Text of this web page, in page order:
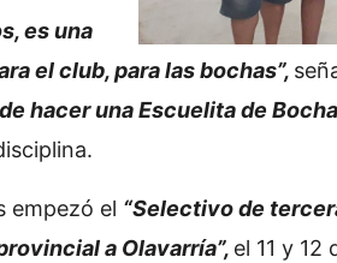
es una
el club, para las bochas”,
hacer una Escuelita de
empezó el “Selectivo de
a Olavarría”, el 11 y 12